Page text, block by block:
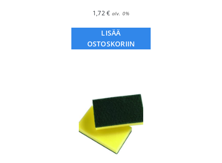
1,72€ alv. 0%
LISÄÄ
OSTOSKORIIN